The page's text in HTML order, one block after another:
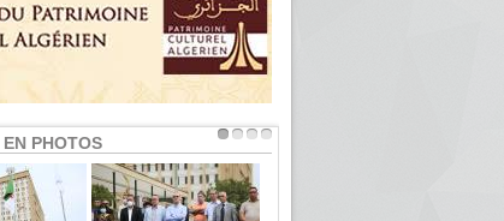
PHOTOS